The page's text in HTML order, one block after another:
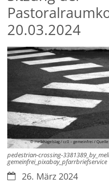
20.03.2024
© melkhagelslag / cc0 – gemeinfrei /
pedestrian-crossing-
gemeinfrei_pixabay_pfarrbriefservice
Datum:26. März 2024